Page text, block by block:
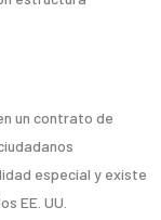
un contrato de
especial y existe
EE. UU.